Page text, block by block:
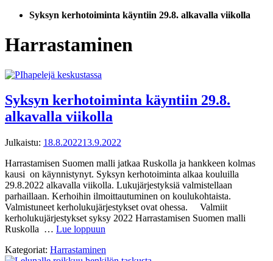
Syksyn kerhotoiminta käyntiin 29.8. alkavalla viikolla
Harrastaminen
Syksyn kerhotoiminta käyntiin 29.8.
alkavalla viikolla
Julkaistu: 18.8.202213.9.2022
Harrastamisen Suomen malli jatkaa Ruskolla ja hankkeen kolmas
kausi on käynnistynyt. Syksyn kerhotoiminta alkaa kouluilla
29.8.2022 alkavalla viikolla. Lukujärjestyksiä valmistellaan
parhaillaan. Kerhoihin ilmoittautuminen on koulukohtaista.
Valmistuneet kerholukujärjestykset ovat ohessa. Valmiit
kerholukujärjestykset syksy 2022 Harrastamisen Suomen malli
Ruskolla … Lue loppuun
Kategoriat: Harrastaminen